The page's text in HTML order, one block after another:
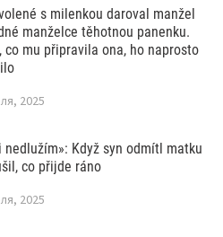
s milenkou daroval manžel
manželce těhotnou panenku.
co mu připravila ona, ho naprosto
2025
nedlužím»: Když syn odmítl matku
co přijde ráno
2025